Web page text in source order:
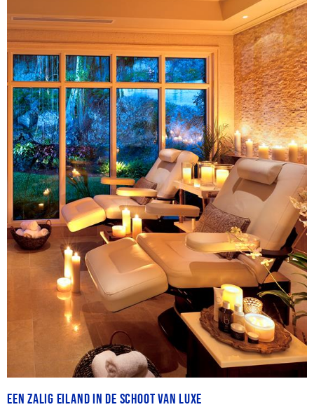
Een zalig eiland in de schoot van luxe